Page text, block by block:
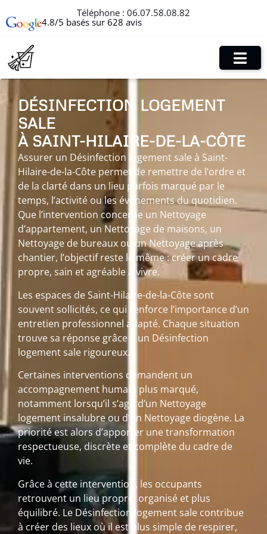
Téléphone : 06.07.58.08.82
4.8/5 basés sur 628 avis
DÉSINFECTION LOGEMENT
SALE
À SAINT-HILAIRE-DE-LA-CÔTE
Assurer un Désinfection logement sale à Saint-
Hilaire-de-la-Côte permet de remettre de l’ordre et
de la clarté dans un lieu parfois marqué par le
temps, l’activité ou les événements du quotidien.
Que l’intervention concerne un Nettoyage
d’appartement, un Nettoyage de maisons, un
Nettoyage de bureaux ou un Nettoyage après
chantier, l’objectif reste le même : créer un cadre
propre, sain et agréable à vivre.
Les espaces de Saint-Hilaire-de-la-Côte sont
souvent sollicités, ce qui renforce l’importance d’un
entretien professionnel adapté. Chaque situation
trouve sa réponse grâce à un Désinfection
logement sale rigoureux.
Certaines interventions demandent un
accompagnement humain plus marqué,
notamment lorsqu’il s’agit d’un Nettoyage
logement insalubre ou d’un Nettoyage diogène. La
priorité est alors d’apporter une transformation
respectueuse, discrète et complète du cadre de
vie.
Grâce à cette intervention, les occupants
retrouvent un lieu propre, organisé et plus
équilibré. Le Désinfection logement sale contribue
à créer des lieux où il est plus simple de respirer,